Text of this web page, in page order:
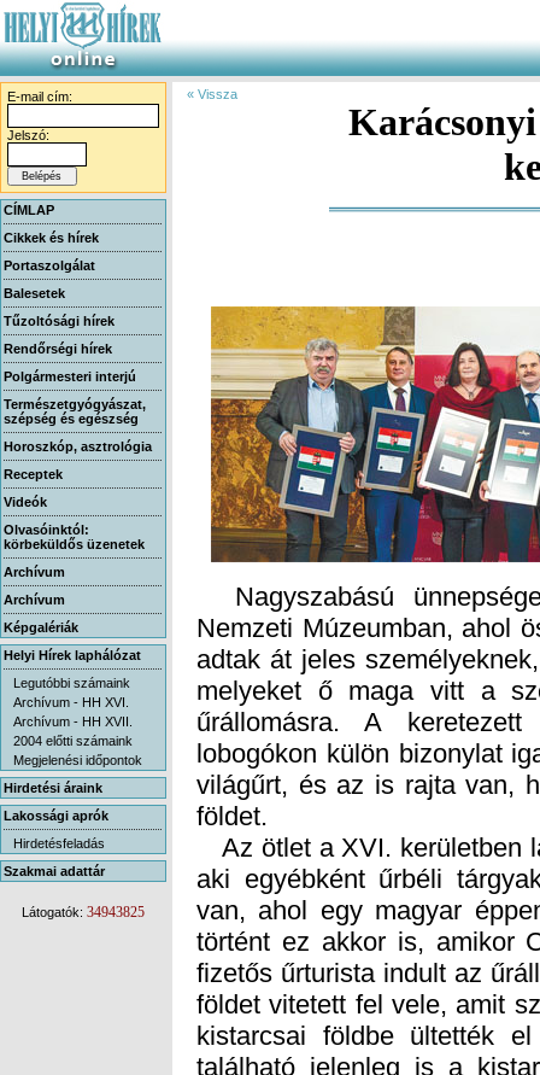
E-mail cím:
Jelszó:
CÍMLAP
Cikkek és hírek
Portaszolgálat
Balesetek
Tűzoltósági hírek
Rendőrségi hírek
Polgármesteri interjú
Természetgyógyászat,
szépség és egészség
Horoszkóp, asztrológia
Receptek
Videók
Olvasóinktól:
körbeküldős üzenetek
Archívum
Archívum
Képgalériák
Helyi Hírek laphálózat
Legutóbbi számaink
Archívum - HH XVI.
Archívum - HH XVII.
2004 előtti számaink
Megjelenési időpontok
Hirdetési áraink
Lakossági aprók
Hirdetésfeladás
Szakmai adattár
Látogatók: 34943825
« Vissza
Nagyszabású
Nemzeti Múzeumban, ahol
adtak át jeles
melyeket ő maga vitt a
űrállomásra. A
lobogókon külön bizonylat
világűrt, és az is rajta van,
földet.
Az ötlet a XVI. kerületben
aki egyébként űrbéli
van, ahol egy magyar
történt ez akkor is, amikor
fizetős űrturista indult az
földet vitetett fel vele, amit
kistarcsai földbe ültették
található jelenleg is a